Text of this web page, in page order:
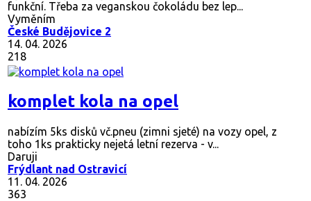
funkční. Třeba za veganskou čokoládu bez lep...
Vyměním
České Budějovice 2
14. 04. 2026
218
komplet kola na opel
nabízím 5ks disků vč.pneu (zimni sjeté) na vozy opel, z
toho 1ks prakticky nejetá letní rezerva - v...
Daruji
Frýdlant nad Ostravicí
11. 04. 2026
363